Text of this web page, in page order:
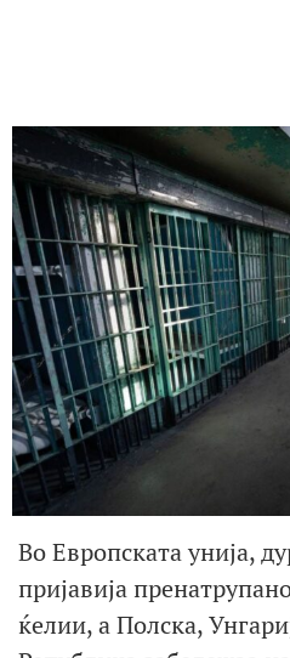
Во Европската унија,
пријавија
ќелии, а Полска,